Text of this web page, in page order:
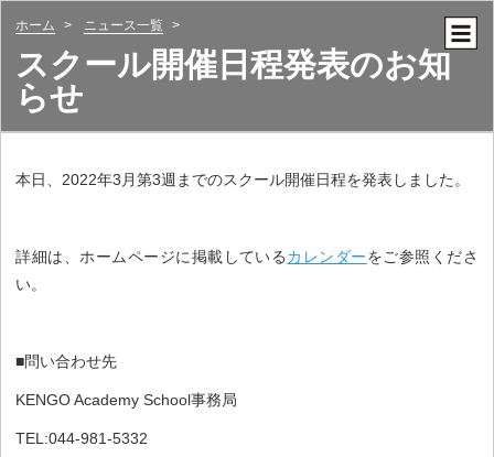
ホーム ニュース一覧
スクール開催日程発表のお知
らせ
本日、2022年3月第3週までのスクール開催日程を発表しました。
詳細は、ホームページに掲載しているカレンダーをご参照くださ
い。
■問い合わせ先
KENGO Academy School事務局
TEL:044-981-5332